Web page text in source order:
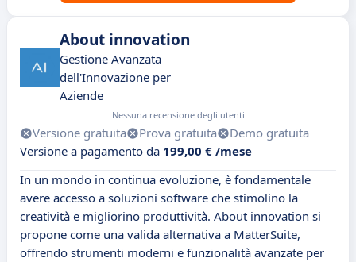
About innovation
Gestione Avanzata
dell'Innovazione per
Aziende
Nessuna recensione degli utenti
Versione gratuita Prova gratuita
Demo gratuita
Versione a pagamento da 199,00 € /mese
In un mondo in continua evoluzione, è fondamentale
avere accesso a soluzioni software che stimolino la
creatività e migliorino produttività. About innovation si
propone come una valida alternativa a MatterSuite,
offrendo strumenti moderni e funzionalità avanzate per